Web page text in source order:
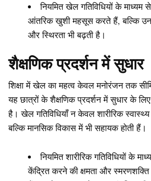
नियमित खेल गतिविधियों के
आंतरिक खुशी महसूस करते हैं, बल्कि
और स्थिरता भी बढ़ती है।
शैक्षणिक प्रदर्शन में सुधार
शिक्षा में खेल का महत्व केवल मनोरंजन तक
यह छात्रों के शैक्षणिक प्रदर्शन में सुधार के
है। खेल गतिविधियाँ न केवल शारीरिक स्वास्थ्य
बल्कि मानसिक विकास में भी सहायक होती हैं।
नियमित शारीरिक गतिविधियों के
केंद्रित करने की क्षमता और